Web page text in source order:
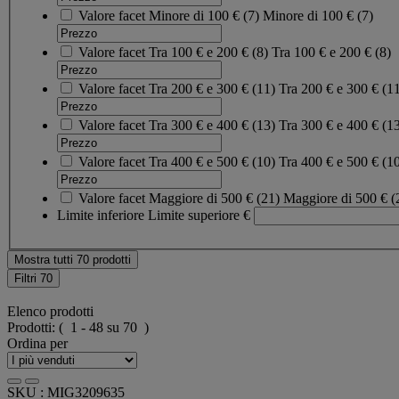
Valore facet Minore di 100 € (7) Minore di 100 € (7)
Valore facet Tra 100 € e 200 € (8) Tra 100 € e 200 € (8)
Valore facet Tra 200 € e 300 € (11) Tra 200 € e 300 €
Valore facet Tra 300 € e 400 € (13) Tra 300 € e 400 €
Valore facet Tra 400 € e 500 € (10) Tra 400 € e 500 €
Valore facet Maggiore di 500 € (21) Maggiore di 500 €
Limite inferiore Limite superiore €
Mostra tutti 70 prodotti
Filtri 70
Elenco prodotti
Prodotti: ( 1 - 48 su 70 )
Ordina per
SKU : MIG3209635